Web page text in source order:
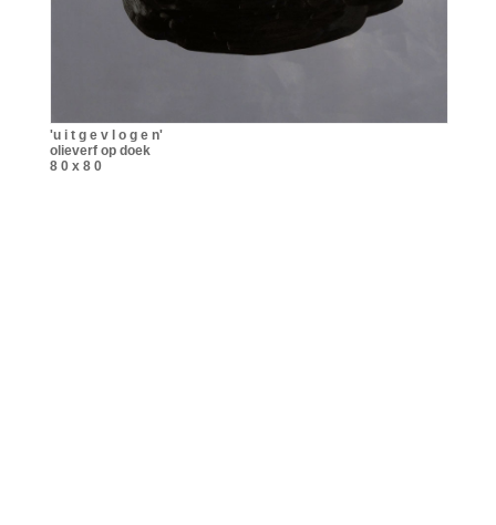
'u i t g e v l o g e n'
olieverf op doek
8 0 x 8 0